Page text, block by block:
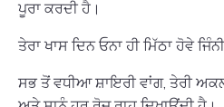
ਪੂਰਾ ਕਰਦੀ ਹੈ।
ਤੇਰਾ ਖਾਸ ਦਿਨ ਓਨਾ ਹੀ ਮਿੱਠਾ ਹੋਵੇ
ਸਭ ਤੋਂ ਵਧੀਆ ਸ਼ਾਇਰੀ ਵਾਂਗ, ਤੇਰੀ